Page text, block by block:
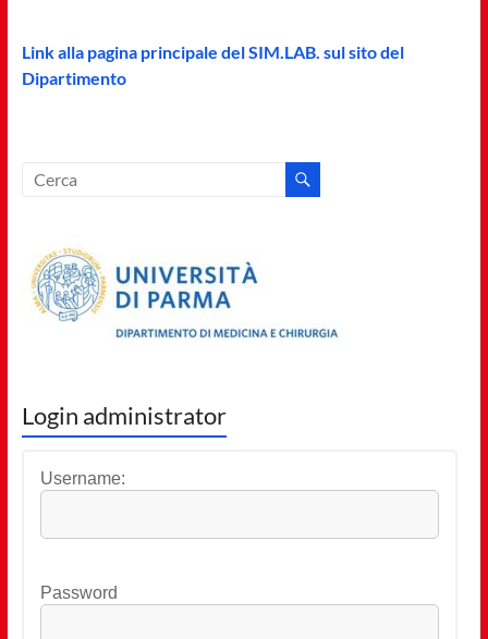
Link alla pagina principale del SIM.LAB. sul sito del
Dipartimento
Login administrator
Username:
Password